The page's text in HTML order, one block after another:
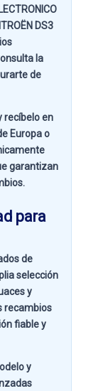
DS3
la
de
recíbelo en
Europa o
garantizan
para
de
selección
y
recambios
fiable y
y